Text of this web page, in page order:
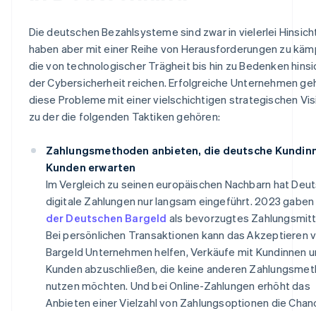
Die deutschen Bezahlsysteme sind zwar in vielerlei
haben aber mit einer Reihe von Herausforderungen zu
die von technologischer Trägheit bis hin zu Bedenken
der Cybersicherheit reichen. Erfolgreiche Unternehmen
diese Probleme mit einer vielschichtigen strategischen
zu der die folgenden Taktiken gehören:
Zahlungsmethoden anbieten, die deutsche
Kunden erwarten
Im Vergleich zu seinen europäischen Nachbarn hat
digitale Zahlungen nur langsam eingeführt. 2023 gaben
der Deutschen Bargeld als bevorzugtes
Bei persönlichen Transaktionen kann das Akzeptieren
Bargeld Unternehmen helfen, Verkäufe mit Kundinnen
Kunden abzuschließen, die keine anderen
nutzen möchten. Und bei Online-Zahlungen erhöht das
Anbieten einer Vielzahl von Zahlungsoptionen die